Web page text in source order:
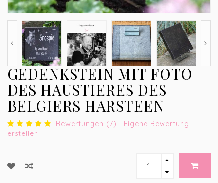
GEDENKSTEIN MIT FOTO
DES HAUSTIERES DES
BELGIERS HARSTEEN
Bewertungen (7) | Eigene Bewertung
erstellen